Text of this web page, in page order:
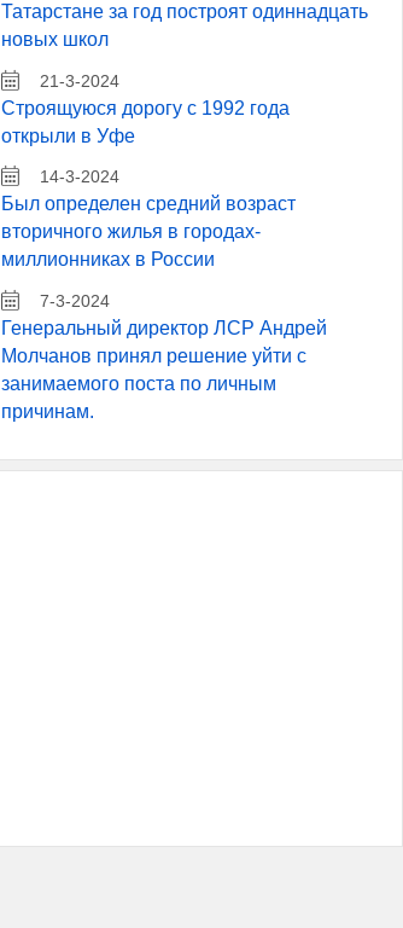
Татарстане за год построят одиннадцать
новых школ
21-3-2024
Строящуюся дорогу с 1992 года
открыли в Уфе
14-3-2024
Был определен средний возраст
вторичного жилья в городах-
миллионниках в России
7-3-2024
Генеральный директор ЛСР Андрей
Молчанов принял решение уйти с
занимаемого поста по личным
причинам.